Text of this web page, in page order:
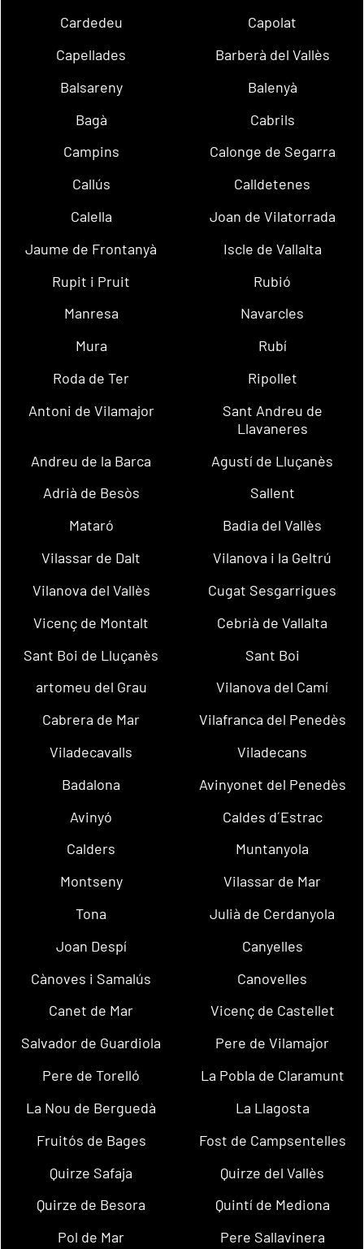
Cardedeu
Capolat
Capellades
Barberà del Vallès
Balsareny
Balenyà
Bagà
Cabrils
Campins
Calonge de Segarra
Callús
Calldetenes
Calella
Joan de Vilatorrada
Jaume de Frontanyà
Iscle de Vallalta
Rupit i Pruit
Rubió
Manresa
Navarcles
Mura
Rubí
Roda de Ter
Ripollet
Antoni de Vilamajor
Sant Andreu de
Llavaneres
Andreu de la Barca
Agustí de Lluçanès
Adrià de Besòs
Sallent
Mataró
Badia del Vallès
Vilassar de Dalt
Vilanova i la Geltrú
Vilanova del Vallès
Cugat Sesgarrigues
Vicenç de Montalt
Cebrià de Vallalta
Sant Boi de Lluçanès
Sant Boi
artomeu del Grau
Vilanova del Camí
Cabrera de Mar
Vilafranca del Penedès
Viladecavalls
Viladecans
Badalona
Avinyonet del Penedès
Avinyó
Caldes d´Estrac
Calders
Muntanyola
Montseny
Vilassar de Mar
Tona
Julià de Cerdanyola
Joan Despí
Canyelles
Cànoves i Samalús
Canovelles
Canet de Mar
Vicenç de Castellet
Salvador de Guardiola
Pere de Vilamajor
Pere de Torelló
La Pobla de Claramunt
La Nou de Berguedà
La Llagosta
Fruitós de Bages
Fost de Campsentelles
Quirze Safaja
Quirze del Vallès
Quirze de Besora
Quintí de Mediona
Pol de Mar
Pere Sallavinera